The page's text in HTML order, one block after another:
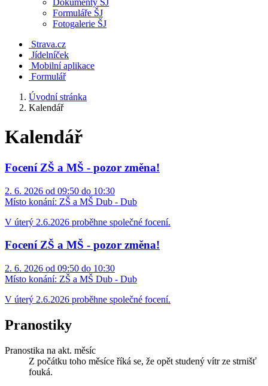
Dokumenty ŠJ
Formuláře ŠJ
Fotogalerie ŠJ
Strava.cz
Jídelníček
Mobilní aplikace
Formulář
Úvodní stránka
Kalendář
Kalendář
Focení ZŠ a MŠ - pozor změna!
2. 6. 2026 od 09:50 do 10:30
Místo konání: ZŠ a MŠ Dub - Dub
V úterý 2.6.2026 proběhne společné focení.
Focení ZŠ a MŠ - pozor změna!
2. 6. 2026 od 09:50 do 10:30
Místo konání: ZŠ a MŠ Dub - Dub
V úterý 2.6.2026 proběhne společné focení.
Pranostiky
Pranostika na akt. měsíc
Z počátku toho měsíce říká se, že opět studený vítr ze strnišť
fouká.